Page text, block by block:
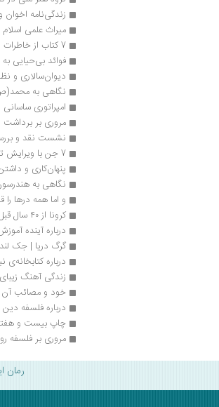
زندگی‌نامه اخوان
میراث علمی
7 کتاب از خاطرات زنانه جنگ | عاطفه جعفری
فوائد بی‌حیایی به
دیوان‌سالاری و نظام
نگاهی به
امپراتوری
مروری بر
نشست نقد و
7 جن با ویرایش تازه رسیدند
پنهان‌کاری و
نگاهی به
و اما همه درها را
کرونا از ۴۰ سال قبل در چشمان تاریکی
درباره آینده
گرگ دریا | جک
درباره
زندگی آهنگ
خود و مصائب آن
درباره فلسفه
چاپ بیست و هفتم
مروری بر فلسفه
رمان